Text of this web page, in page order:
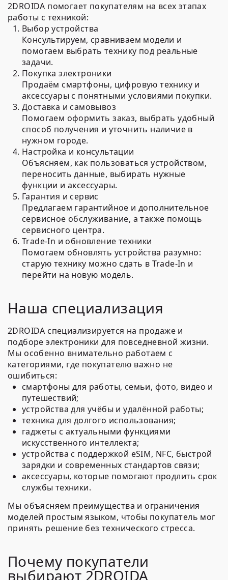
2DROIDA помогает покупателям на всех этапах
работы с техникой:
Выбор устройства
Консультируем, сравниваем модели и
помогаем выбрать технику под реальные
задачи.
Покупка электроники
Продаём смартфоны, цифровую технику и
аксессуары с понятными условиями покупки.
Доставка и самовывоз
Помогаем оформить заказ, выбрать удобный
способ получения и уточнить наличие в
нужном городе.
Настройка и консультации
Объясняем, как пользоваться устройством,
переносить данные, выбирать нужные
функции и аксессуары.
Гарантия и сервис
Предлагаем гарантийное и дополнительное
сервисное обслуживание, а также помощь
сервисного центра.
Trade-In и обновление техники
Помогаем обновлять устройства разумно:
старую технику можно сдать в Trade-In и
перейти на новую модель.
Наша специализация
2DROIDA специализируется на продаже и
подборе электроники для повседневной жизни.
Мы особенно внимательно работаем с
категориями, где покупателю важно не
ошибиться:
смартфоны для работы, семьи, фото, видео и
путешествий;
устройства для учёбы и удалённой работы;
техника для долгого использования;
гаджеты с актуальными функциями
искусственного интеллекта;
устройства с поддержкой eSIM, NFC, быстрой
зарядки и современных стандартов связи;
аксессуары, которые помогают продлить срок
службы техники.
Мы объясняем преимущества и ограничения
моделей простым языком, чтобы покупатель мог
принять решение без технического стресса.
Почему покупатели
выбирают 2DROIDA